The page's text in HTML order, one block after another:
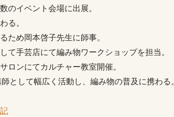
のイベント会場に出展。
る。
ため岡本啓子先生に師事。
て手芸店にて編み物ワークショップを担当。
ロンにてカルチャー教室開催。
として幅広く活動し、編み物の普及に携わる。